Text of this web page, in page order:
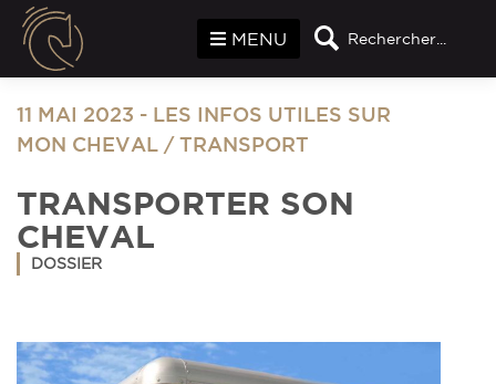
Rechercher...
MENU
11 MAI 2023 - LES INFOS UTILES SUR
MON CHEVAL / TRANSPORT
TRANSPORTER SON
CHEVAL
DOSSIER
Panneau de gestion des cookies